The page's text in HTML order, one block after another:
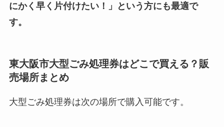
にかく早く片付けたい！」という方にも最適で
す。
東大阪市大型ごみ処理券はどこで買える？販
売場所まとめ
大型ごみ処理券は次の場所で購入可能です。